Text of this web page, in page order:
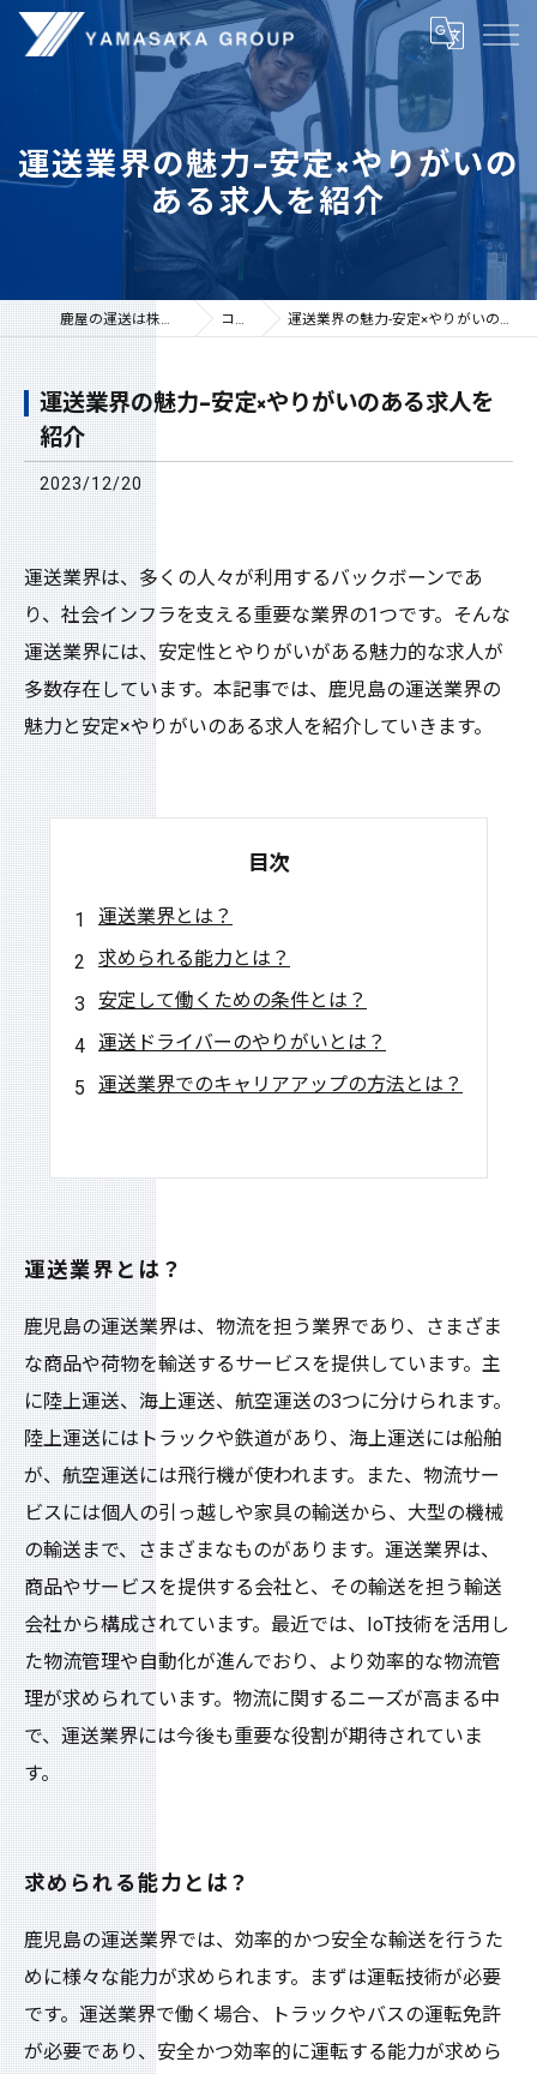
運送業界の魅力-安定×やりがいの
ある求人を紹介
鹿屋の運送は株式会社山坂 コラム 運送業界の魅力-安定×やりがいのある求人を紹介
運送業界の魅力-安定×やりがいのある求人を
紹介
2023/12/20
運送業界は、多くの人々が利用するバックボーンであ
り、社会インフラを支える重要な業界の1つです。そんな
運送業界には、安定性とやりがいがある魅力的な求人が
多数存在しています。本記事では、鹿児島の運送業界の
魅力と安定×やりがいのある求人を紹介していきます。
目次
運送業界とは？
求められる能力とは？
安定して働くための条件とは？
運送ドライバーのやりがいとは？
運送業界でのキャリアアップの方法とは？
運送業界とは？
鹿児島の運送業界は、物流を担う業界であり、さまざま
な商品や荷物を輸送するサービスを提供しています。主
に陸上運送、海上運送、航空運送の3つに分けられます。
陸上運送にはトラックや鉄道があり、海上運送には船舶
が、航空運送には飛行機が使われます。また、物流サー
ビスには個人の引っ越しや家具の輸送から、大型の機械
の輸送まで、さまざまなものがあります。運送業界は、
商品やサービスを提供する会社と、その輸送を担う輸送
会社から構成されています。最近では、IoT技術を活用し
た物流管理や自動化が進んでおり、より効率的な物流管
理が求められています。物流に関するニーズが高まる中
で、運送業界には今後も重要な役割が期待されていま
す。
求められる能力とは？
鹿児島の運送業界では、効率的かつ安全な輸送を行うた
めに様々な能力が求められます。まずは運転技術が必要
です。運送業界で働く場合、トラックやバスの運転免許
が必要であり、安全かつ効率的に運転する能力が求めら